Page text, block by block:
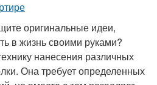
оригинальные идеи,
в жизнь своими руками?
нанесения различных
Она требует определенных